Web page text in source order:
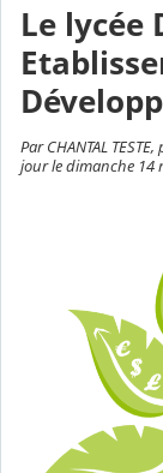
Le lycée
Par CHANTAL
jour le dimanche 14